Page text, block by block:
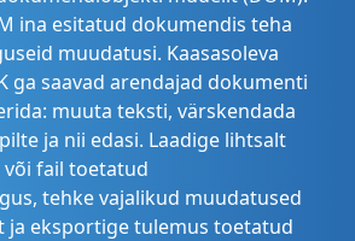
ina esitatud dokumendis teha
muudatusi. Kaasasoleva
ga saavad arendajad dokumenti
muuta teksti, värskendada
ja nii edasi. Laadige lihtsalt
või fail toetatud
tehke vajalikud muudatused
ja eksportige tulemus toetatud